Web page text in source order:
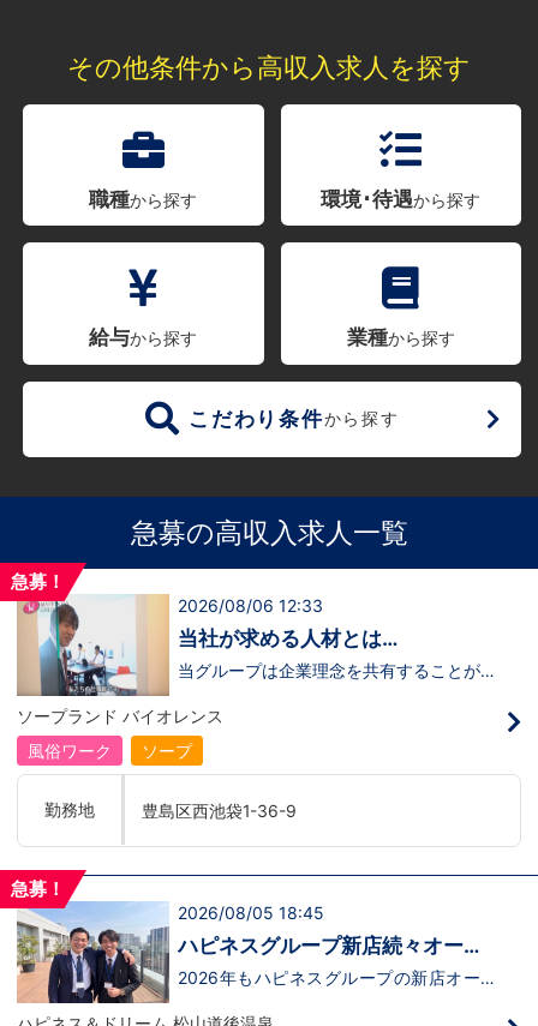
その他条件から高収入求人を探す
職種から探す 環境･待遇から探す
給与から探す 業種から探す
こだわり条件から探す
急募の高収入求人一覧
急募！
2026/08/06 12:33
当社が求める人材とは…
当グループは企業理念を共有することがで
神】を持っている方を求めています。さら
に！『ハピネスグループは、店舗数が増え
ます！！』つまり…【店長/幹部】の空き
枠があるってことです。実際に働いてみ
職者になれない(´;ω;｀)なんて経験はあり
ませんか？？当グループは年功序列ではな
く実力主義です。頑張り次第でいくらでも
のある方には必要な席をしっかりご用意で
入社後、最短で8ヶ月で店長になった先輩
もいます。その先輩のあとにアナタも続き
ませんか！？勿論、男性だけではなく女性
も活躍中。ハピネスグループ初の女性店長
イトレジャー業界だからといって一般大手
ソープランド バイオレンス
風俗ワーク
ソープ
勤務地 豊島区西池袋1-36-9
急募！
2026/08/05 18:45
ハピネスグループ新店続々オープ
ン決定！
2026年もハピネスグループの新店オープ
てみませんか？いままでの職歴も学歴も一